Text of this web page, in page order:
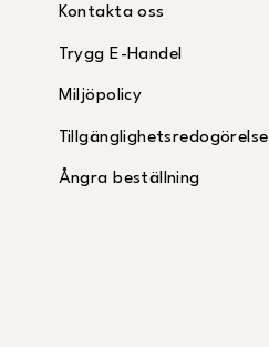
Kontakta oss
Trygg E-Handel
Miljöpolicy
Tillgänglighetsredogörelse
Ångra beställning